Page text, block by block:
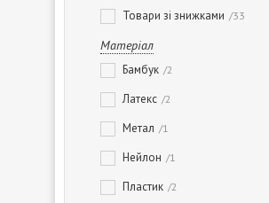
Товари зі знижками 33
Матеріал
Бамбук 2
Латекс 2
Метал 1
Нейлон 1
Пластик 2